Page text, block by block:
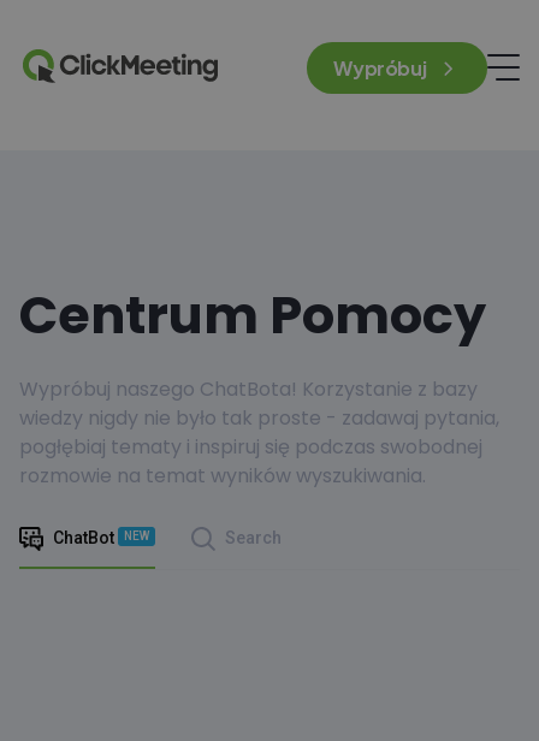
Wypróbuj
Centrum Pomocy
Wypróbuj naszego ChatBota! Korzystanie z bazy
wiedzy nigdy nie było tak proste - zadawaj pytania,
pogłębiaj tematy i inspiruj się podczas swobodnej
rozmowie na temat wyników wyszukiwania.
ChatBot NEW Search